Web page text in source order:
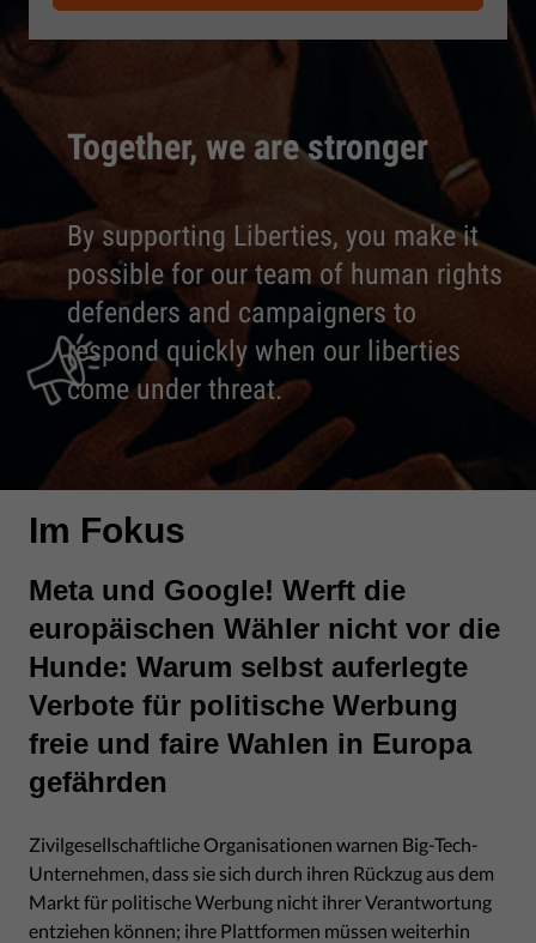
Together, we are stronger
By supporting Liberties, you make it
possible for our team of human rights
defenders and campaigners to
respond quickly when our liberties
come under threat.
Im Fokus
Meta und Google! Werft die
europäischen Wähler nicht vor die
Hunde: Warum selbst auferlegte
Verbote für politische Werbung
freie und faire Wahlen in Europa
gefährden
Zivilgesellschaftliche Organisationen warnen Big-Tech-
Unternehmen, dass sie sich durch ihren Rückzug aus dem
Markt für politische Werbung nicht ihrer Verantwortung
entziehen können; ihre Plattformen müssen weiterhin